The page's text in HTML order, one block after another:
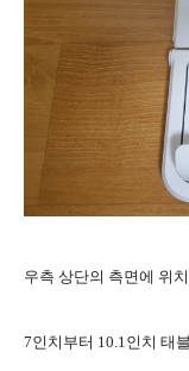
우측 상단의 측면에 위
7인치부터 10.1인치 태